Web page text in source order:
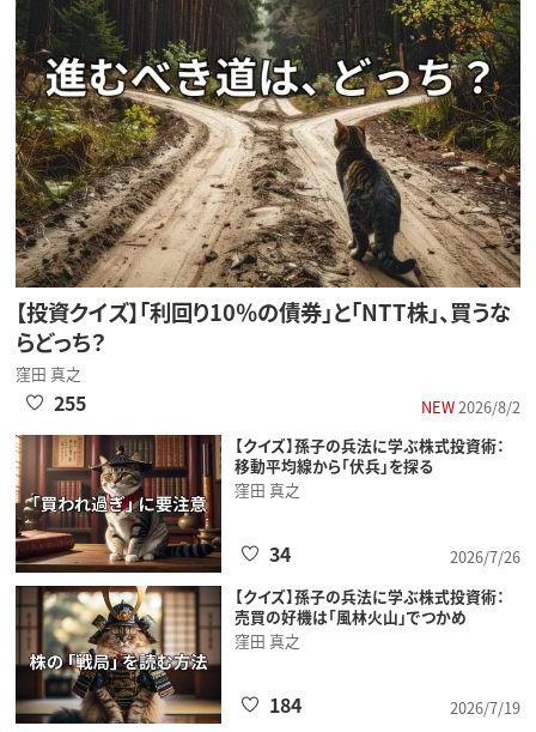
【投資クイズ】「利回り10％の債券」と「NTT株」、買うな
らどっち？
窪田 真之
NEW2026/8/2
255
【クイズ】孫子の兵法に学ぶ株式投資術：
移動平均線から「伏兵」を探る
窪田 真之
2026/7/26
34
【クイズ】孫子の兵法に学ぶ株式投資術：
売買の好機は「風林火山」でつかめ
窪田 真之
2026/7/19
184